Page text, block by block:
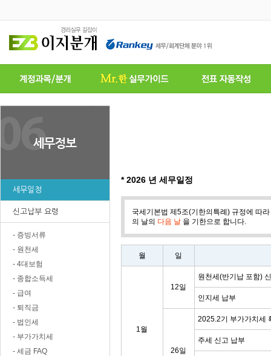
세무일정
신고납부 요령
- 증빙서류
- 원천세
- 4대보험
- 종합소득세
- 급여
- 퇴직금
- 법인세
- 부가가치세
- 세금 FAQ
* 2026 년 세무일정
국세기본법 제5조(기한의특례) 규정에 따
의 날의 다음 날 을 기한으로 합니다.
월 일
1월
12일
원천세(반기납 포함)
인지세 납부
26일
2025.2기 부가가치세
주세 신고 납부